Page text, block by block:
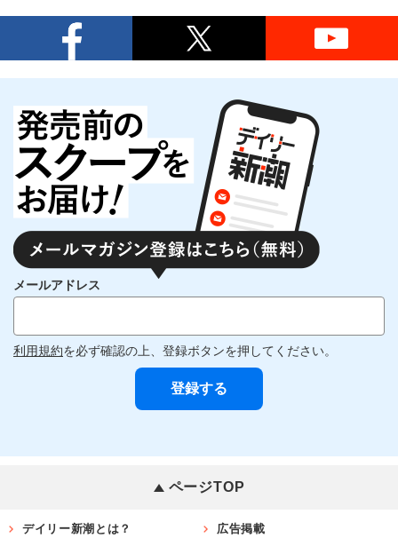
メールアドレス
利用規約を必ず確認の上、登録ボタンを押してください。
ページTOP
デイリー新潮とは？ 広告掲載